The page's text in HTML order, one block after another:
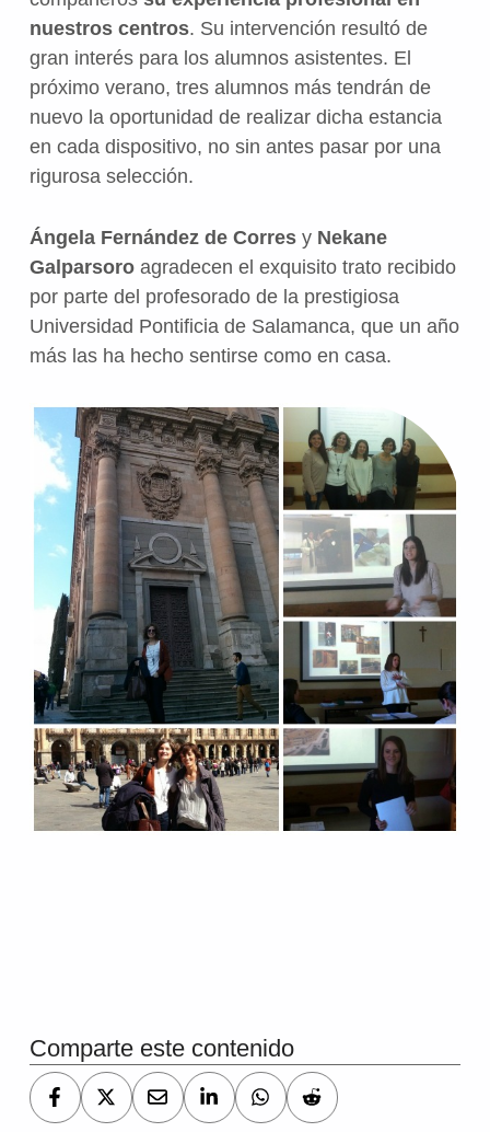
nuestros centros. Su intervención resultó de
gran interés para los alumnos asistentes. El
próximo verano, tres alumnos más tendrán de
nuevo la oportunidad de realizar dicha estancia
en cada dispositivo, no sin antes pasar por una
rigurosa selección.
Ángela Fernández de Corresy Nekane
Galparsoroagradecen el exquisito trato recibido
por parte del profesorado de la prestigiosa
Universidad Pontificia de Salamanca, que un año
más las ha hecho sentirse como en casa.
Comparte este contenido